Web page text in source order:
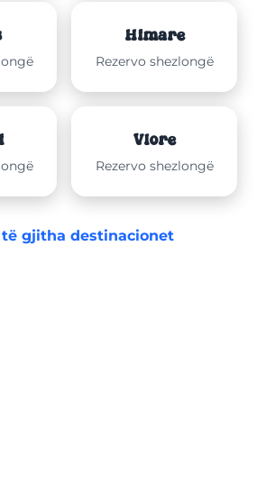
Himarë
Rezervo shezlongë
Vlorë
Rezervo shezlongë
gjitha destinacionet